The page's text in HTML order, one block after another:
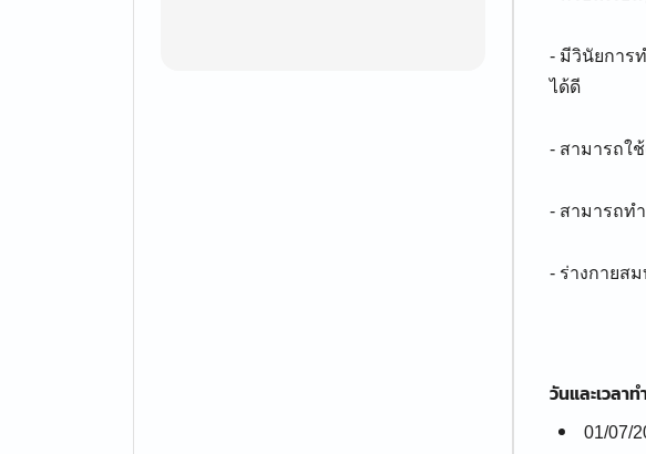
- มีวินัยการ
ได้ดี
- สามารถใ
- สามารถท
- ร่างกายส
วันและเวลาท
01/07/